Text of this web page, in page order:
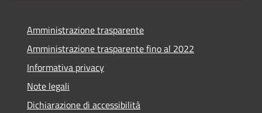
Amministrazione trasparente
Amministrazione trasparente fino al 2022
Informativa privacy
Note legali
Dichiarazione di accessibilità